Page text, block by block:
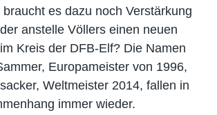
es dazu noch Verstärkung
anstelle Völlers einen neuen
Kreis der DFB-Elf? Die Namen
Europameister von 1996,
Weltmeister 2014, fallen in
immer wieder.